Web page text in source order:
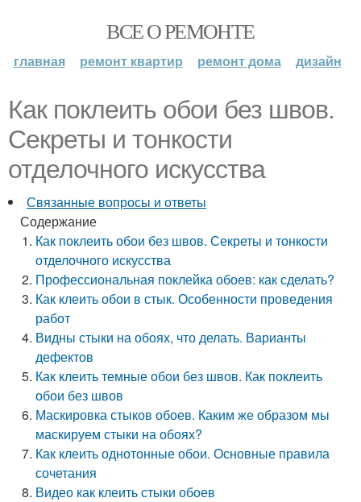
ВСЕ О РЕМОНТЕ
главная ремонт квартир ремонт дома дизайн
Как поклеить обои без швов.
Секреты и тонкости
отделочного искусства
Связанные вопросы и ответы
Содержание
Как поклеить обои без швов. Секреты и тонкости
отделочного искусства
Профессиональная поклейка обоев: как сделать?
Как клеить обои в стык. Особенности проведения
работ
Видны стыки на обоях, что делать. Варианты
дефектов
Как клеить темные обои без швов. Как поклеить
обои без швов
Маскировка стыков обоев. Каким же образом мы
маскируем стыки на обоях?
Как клеить однотонные обои. Основные правила
сочетания
Видео как клеить стыки обоев